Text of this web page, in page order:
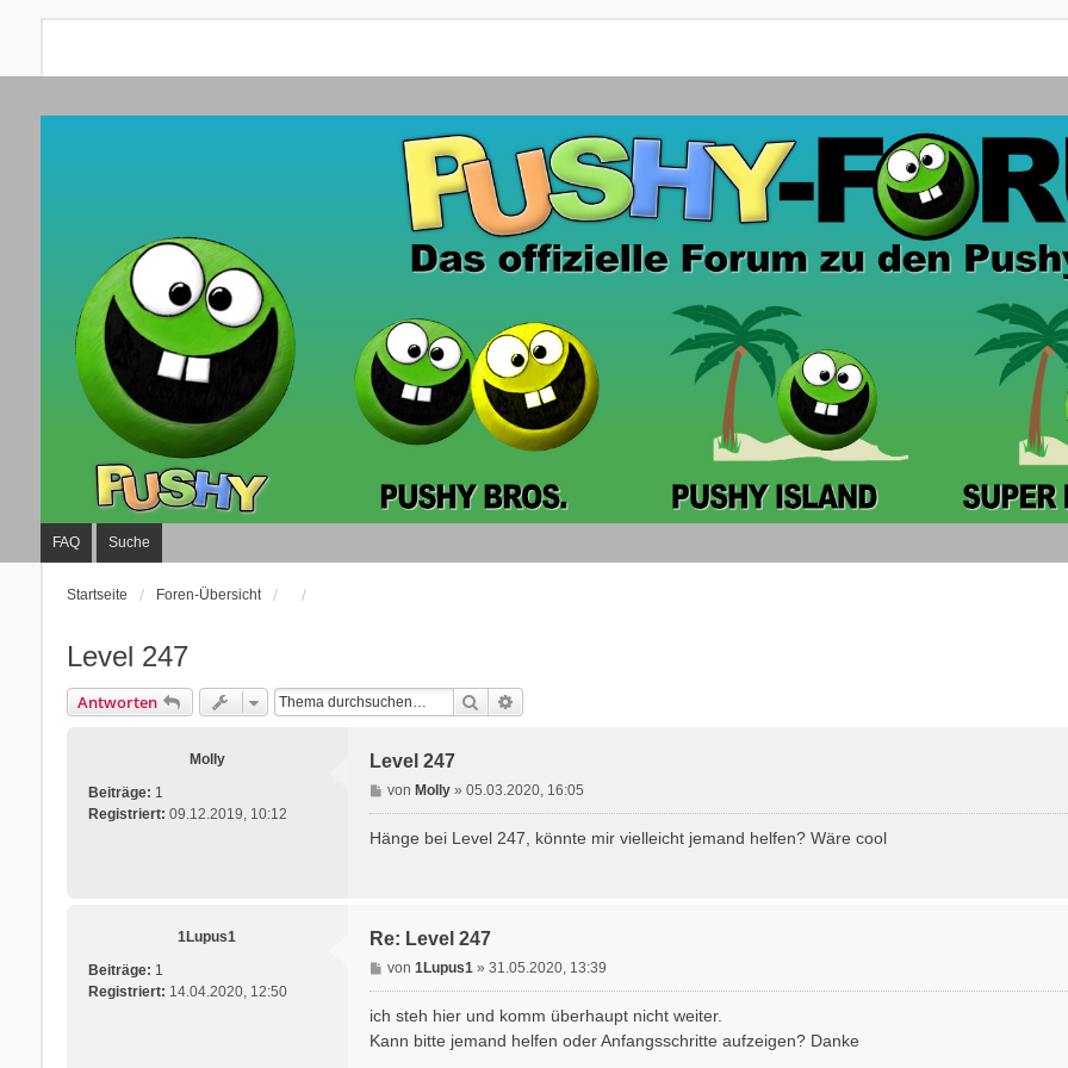
FAQ Suche
Startseite Foren-Übersicht
Level 247
Antworten Suche
Molly
Beiträge: 1
Registriert: 09.12.2019, 10:12
Level 247
B
e
i
vonMolly »05.03.2020, 16:05
Hänge bei Level 247, könnte mir vielleicht jemand helfen? Wäre cool
1Lupus1
Beiträge: 1
Registriert: 14.04.2020, 12:50
Re: Level 247
B
e
i
r
von1Lupus1 »31.05.2020, 13:39
ich steh hier und komm überhaupt nicht weiter.
Kann bitte jemand helfen oder Anfangsschritte aufzeigen? Danke